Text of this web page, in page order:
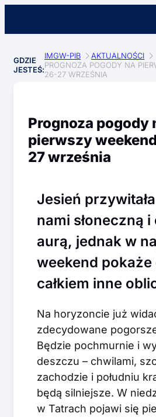
GDZIE
JESTEŚ:
IMGW-PIB
AKTUALNOŚCI
PROGNOZA POGODY NA
26-27 WRZEŚNIA
Prognoza pogody
pierwszy
27 września
Jesień
nami słoneczną i
aurą, jednak w
weekend pokaże
całkiem inne
Na horyzoncie już
zdecydowane
Będzie pochmurnie i
deszczu – chwilami,
zachodzie i południu
będą silniejsze. W
w Tatrach pojawi się